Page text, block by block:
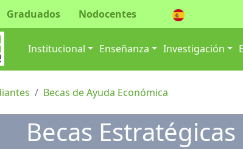
Graduados Nodocentes
Navegación principal
Institucional Enseñanza Investigación
Becas de Ayuda Económica
Becas